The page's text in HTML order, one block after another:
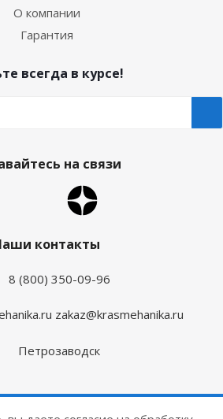
О компании
Гарантия
всегда в курсе!
на связи
контакты
8 (800) 350-09-96
zakaz@krasmehanika.ru
Петрозаводск